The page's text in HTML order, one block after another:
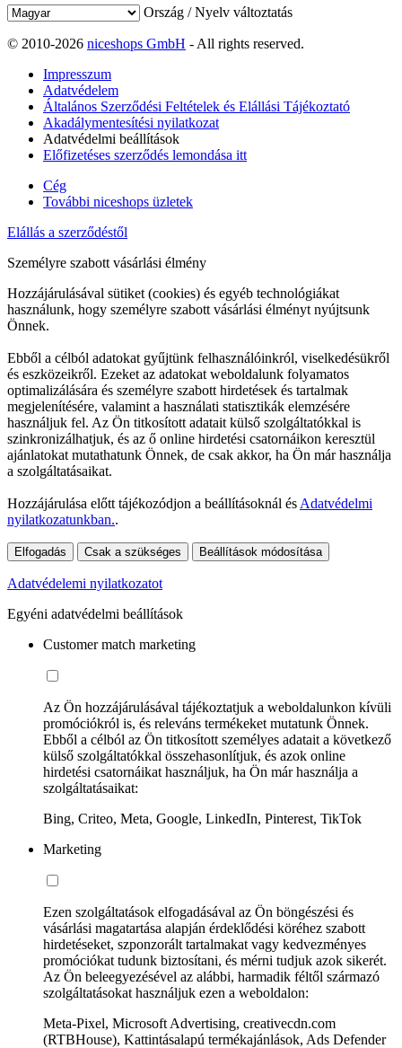
Ország / Nyelv változtatás
© 2010-2026 niceshops GmbH - All rights reserved.
Impresszum
Adatvédelem
Általános Szerződési Feltételek és Elállási Tájékoztató
Akadálymentesítési nyilatkozat
Adatvédelmi beállítások
Előfizetéses szerződés lemondása itt
Cég
További niceshops üzletek
Elállás a szerződéstől
Személyre szabott vásárlási élmény
Hozzájárulásával sütiket (cookies) és egyéb technológiákat
használunk, hogy személyre szabott vásárlási élményt nyújtsunk
Önnek.
Ebből a célból adatokat gyűjtünk felhasználóinkról, viselkedésükről
és eszközeikről. Ezeket az adatokat weboldalunk folyamatos
optimalizálására és személyre szabott hirdetések és tartalmak
megjelenítésére, valamint a használati statisztikák elemzésére
használjuk fel. Az Ön titkosított adatait külső szolgáltatókkal is
szinkronizálhatjuk, és az ő online hirdetési csatornáikon keresztül
ajánlatokat mutathatunk Önnek, de csak akkor, ha Ön már használja
a szolgáltatásaikat.
Hozzájárulása előtt tájékozódjon a beállításoknál és Adatvédelmi
nyilatkozatunkban..
Elfogadás Csak a szükséges Beállítások módosítása
Adatvédelemi nyilatkozatot
Egyéni adatvédelmi beállítások
Customer match marketing
Az Ön hozzájárulásával tájékoztatjuk a weboldalunkon kívüli
promóciókról is, és releváns termékeket mutatunk Önnek.
Ebből a célból az Ön titkosított személyes adatait a következő
külső szolgáltatókkal összehasonlítjuk, és azok online
hirdetési csatornáikat használjuk, ha Ön már használja a
szolgáltatásaikat:
Bing, Criteo, Meta, Google, LinkedIn, Pinterest, TikTok
Marketing
Ezen szolgáltatások elfogadásával az Ön böngészési és
vásárlási magatartása alapján érdeklődési köréhez szabott
hirdetéseket, szponzorált tartalmakat vagy kedvezményes
promóciókat tudunk biztosítani, és mérni tudjuk azok sikerét.
Az Ön beleegyezésével az alábbi, harmadik féltől származó
szolgáltatásokat használjuk ezen a weboldalon:
Meta-Pixel, Microsoft Advertising, creativecdn.com
(RTBHouse), Kattintásalapú termékajánlások, Ads Defender